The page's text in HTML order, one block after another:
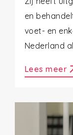
en
voet- en
Nederland
Lees meer